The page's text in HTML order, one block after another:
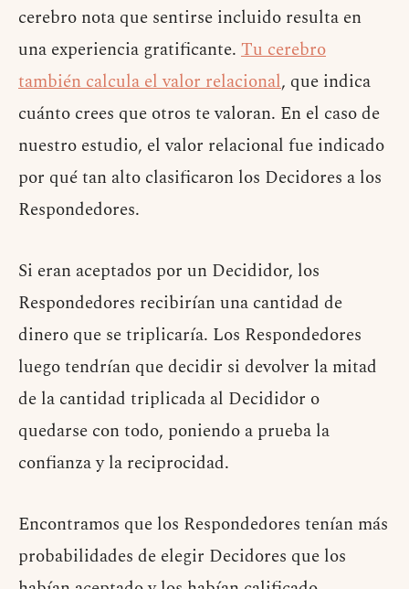
cerebro nota que sentirse incluido resulta en
una experiencia gratificante. Tu cerebro
también calcula el valor relacional, que indica
cuánto crees que otros te valoran. En el caso de
nuestro estudio, el valor relacional fue indicado
por qué tan alto clasificaron los Decidores a los
Respondedores.
Si eran aceptados por un Decididor, los
Respondedores recibirían una cantidad de
dinero que se triplicaría. Los Respondedores
luego tendrían que decidir si devolver la mitad
de la cantidad triplicada al Decididor o
quedarse con todo, poniendo a prueba la
confianza y la reciprocidad.
Encontramos que los Respondedores tenían más
probabilidades de elegir Decidores que los